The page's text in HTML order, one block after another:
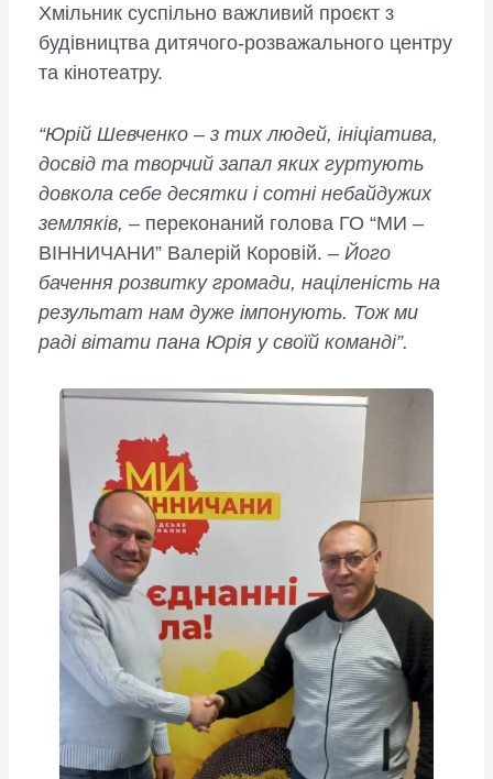
Хмільник суспільно важливий проєкт з
будівництва дитячого-розважального центру
та кінотеатру.
“Юрій Шевченко – з тих людей, ініціатива,
досвід та творчий запал яких гуртують
довкола себе десятки і сотні небайдужих
земляків, – переконаний голова ГО “МИ –
ВІННИЧАНИ” Валерій Коровій. – Його
бачення розвитку громади, націленість на
результат нам дуже імпонують. Тож ми
раді вітати пана Юрія у своїй команді”.